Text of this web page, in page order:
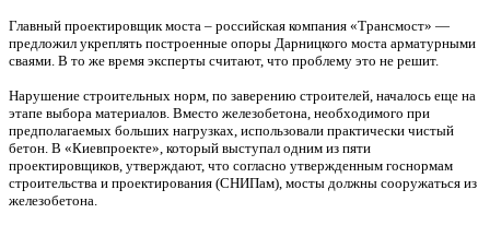
Главный проектировщик моста – российская компания «Трансмост» —
предложил укреплять построенные опоры Дарницкого моста арматурными
сваями. В то же время эксперты считают, что проблему это не решит.
Нарушение строительных норм, по заверению строителей, началось еще на
этапе выбора материалов. Вместо железобетона, необходимого при
предполагаемых больших нагрузках, использовали практически чистый
бетон. В «Киевпроекте», который выступал одним из пяти
проектировщиков, утверждают, что согласно утвержденным госнормам
строительства и проектирования (СНИПам), мосты должны сооружаться из
железобетона.